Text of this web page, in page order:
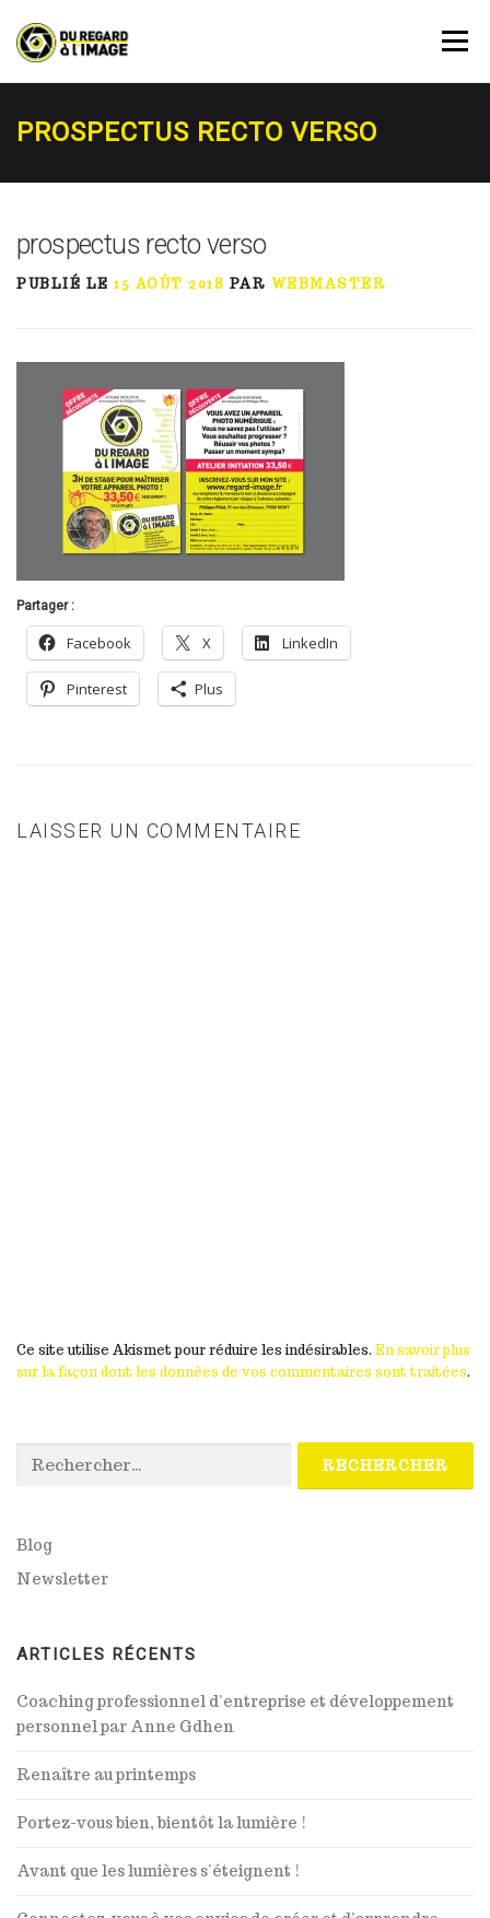
contenu
Menu
PRESTATIONS AGENDA RÉSERVATION
CONTACT
PROSPECTUS RECTO VERSO
prospectus recto verso
PUBLIÉ LE 15 AOÛT 2018 PAR WEBMASTER
Partager :
Facebook X LinkedIn
Pinterest Plus
LAISSER UN COMMENTAIRE
Ce site utilise Akismet pour réduire les indésirables. En savoir plus
sur la façon dont les données de vos commentaires sont traitées.
Blog
Newsletter
ARTICLES RÉCENTS
Coaching professionnel d’entreprise et développement
personnel par Anne Gdhen
Renaître au printemps
Portez-vous bien, bientôt la lumière !
Avant que les lumières s’éteignent !